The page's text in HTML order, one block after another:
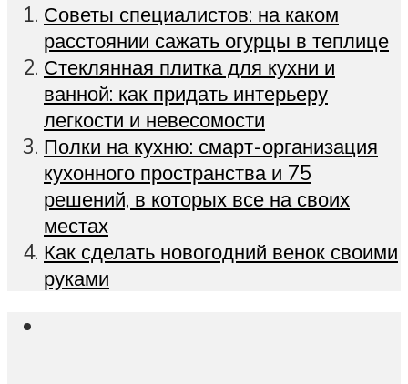
Советы специалистов: на каком
расстоянии сажать огурцы в теплице
Стеклянная плитка для кухни и
ванной: как придать интерьеру
легкости и невесомости
Полки на кухню: смарт-организация
кухонного пространства и 75
решений, в которых все на своих
местах
Как сделать новогодний венок своими
руками